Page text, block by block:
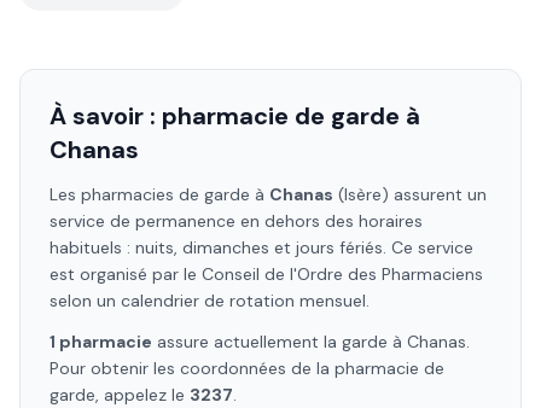
À savoir : pharmacie de garde à
Chanas
Les pharmacies de garde à Chanas (Isère) assurent un
service de permanence en dehors des horaires
habituels : nuits, dimanches et jours fériés. Ce service
est organisé par le Conseil de l'Ordre des Pharmaciens
selon un calendrier de rotation mensuel.
1 pharmacie assure actuellement la garde à Chanas.
Pour obtenir les coordonnées de la pharmacie de
garde, appelez le 3237.